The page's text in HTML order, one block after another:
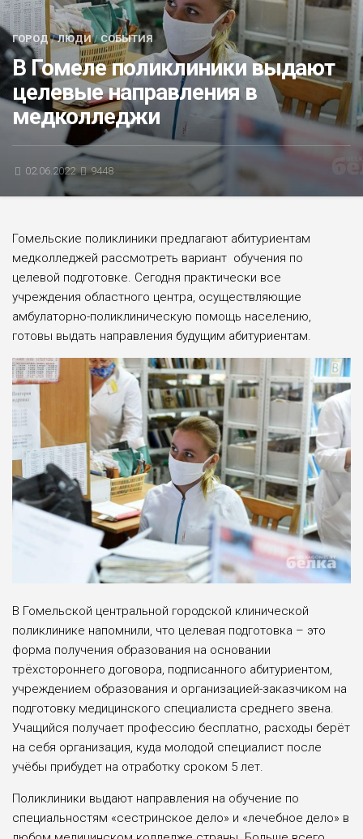
БЛИЦ-ОПРОС
АФИША
ГОРОД/ЛЮДИ/СОБЫТИЯ
В Гомеле поликлиники выдают
целевые направления в
медколледжи
02.06.2022 9448
Гомельские поликлиники предлагают абитуриентам
медколледжей рассмотреть вариант обучения по
целевой подготовке. Сегодня практически все
учреждения областного центра, осуществляющие
амбулаторно-поликлиническую помощь населению,
готовы выдать направления будущим абитуриентам.
В Гомельской центральной городской клинической
поликлинике напомнили, что целевая подготовка – это
форма получения образования на основании
трёхстороннего договора, подписанного абитуриентом,
учреждением образования и организацией-заказчиком на
подготовку медицинского специалиста среднего звена.
Учащийся получает профессию бесплатно, расходы берёт
на себя организация, куда молодой специалист после
учёбы прибудет на отработку сроком 5 лет.
Поликлиники выдают направления на обучение по
специальностям «сестринское дело» и «лечебное дело» в